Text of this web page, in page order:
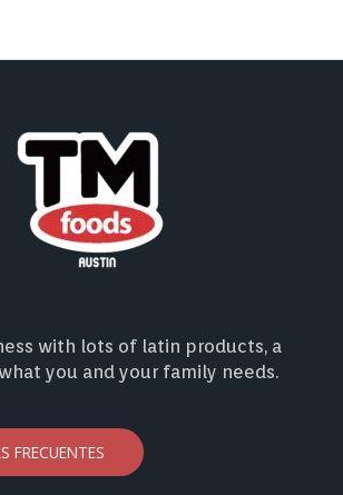
with lots of latin products, a
you and your family needs.
FRECUENTES